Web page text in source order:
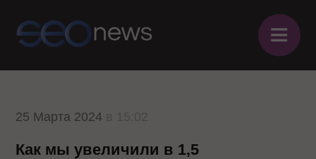
≡
25 Марта 2024
Как мы увеличили в 1,5